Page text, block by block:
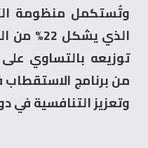
وتُستكمل منظومة
الذي يشكل
توزيعه بالتساوي على
من برنامج الاستقطاب
وتعزيز التنافسية في